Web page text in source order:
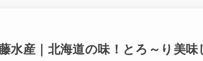
藤水産｜北海道の味！とろ～り美